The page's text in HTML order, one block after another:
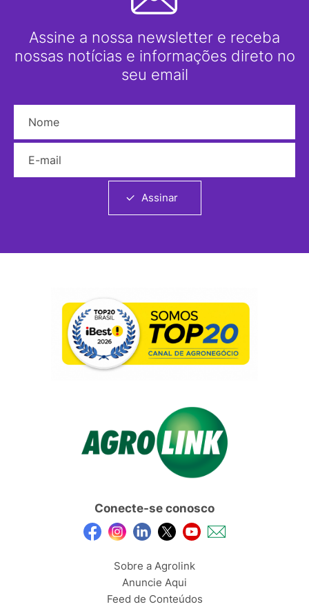
Assine a nossa newsletter e receba
nossas notícias e informações direto no
seu email
Assinar
Conecte-se conosco
Sobre a Agrolink
Anuncie Aqui
Feed de Conteúdos